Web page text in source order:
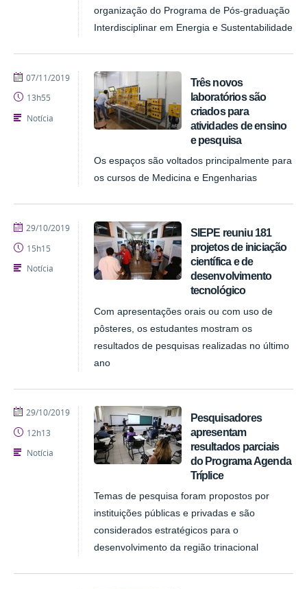
organização do Programa de Pós-graduação
Interdisciplinar em Energia e Sustentabilidade
Três novos
laboratórios são
criados para
atividades de ensino
e pesquisa
Os espaços são voltados principalmente para
os cursos de Medicina e Engenharias
publicado
07/11/2019
13h55
Notícia
SIEPE reuniu 181
projetos de iniciação
científica e de
desenvolvimento
tecnológico
Com apresentações orais ou com uso de
pôsteres, os estudantes mostram os
resultados de pesquisas realizadas no último
ano
publicado
29/10/2019
15h15
Notícia
Pesquisadores
apresentam
resultados parciais
do Programa Agenda
Tríplice
Temas de pesquisa foram propostos por
instituições públicas e privadas e são
considerados estratégicos para o
desenvolvimento da região trinacional
publicado
29/10/2019
12h13
Notícia